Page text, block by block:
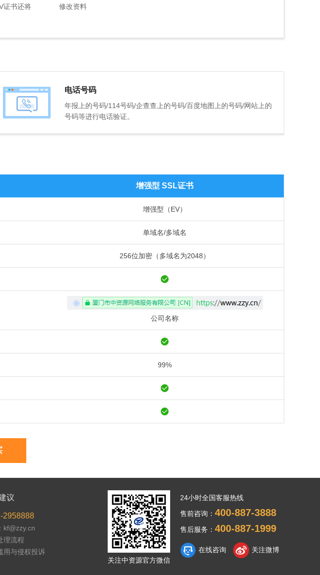
证书还将
修改资料
电话号码
年报上的号码/114号码/企查查上的号码/百度地图上的号码/网站上的
号码等进行电话验证。
增强型 SSL证书
增强型（EV）
单域名/多域名
256位加密（多域名为2048）
公司名称
99%
议
2958888
kf@zzy.cn
理流程
用与侵权投诉
关注中资源官方微信
24小时全国客服热线
售前咨询： 400-887-3888
售后服务： 400-887-1999
在线咨询 关注微博